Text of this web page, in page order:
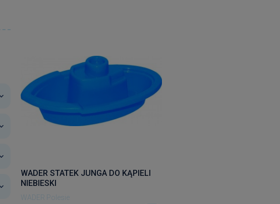
WADER STATEK JUNGA DO KĄPIELI
NIEBIESKI
WADER Polesie